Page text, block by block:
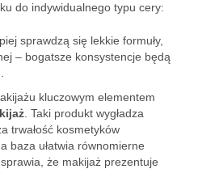
do indywidualnego typu cery:
sprawdzą się lekkie formuły,
– bogatsze konsystencje będą
kluczowym elementem
. Taki produkt wygładza
trwałość kosmetyków
baza ułatwia równomierne
że makijaż prezentuje